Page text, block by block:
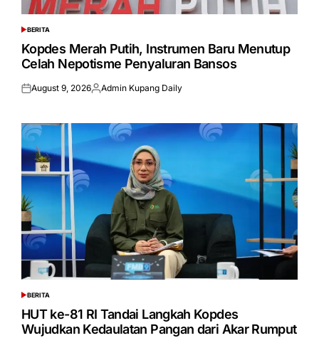
POSTED
IN
BERITA
Kopdes Merah Putih, Instrumen Baru Menutup
Celah Nepotisme Penyaluran Bansos
Posted
August 9, 2026Posted
Admin Kupang Daily
POSTED
IN
BERITA
HUT ke-81 RI Tandai Langkah Kopdes
Wujudkan Kedaulatan Pangan dari Akar Rumput